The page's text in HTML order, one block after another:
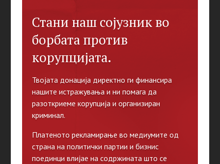
Стани наш сојузник во
борбата против
корупцијата.
Твојата донација директно ги финансира
нашите истражувања и ни помага да
разоткриеме корупција и организиран
криминал.
Платеното рекламирање во медиумите од
страна на политички партии и бизнис
поединци влијае на содржината што се